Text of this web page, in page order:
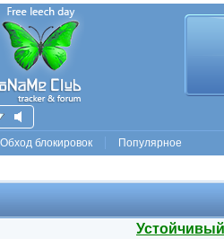
Обход блокировок Популярное